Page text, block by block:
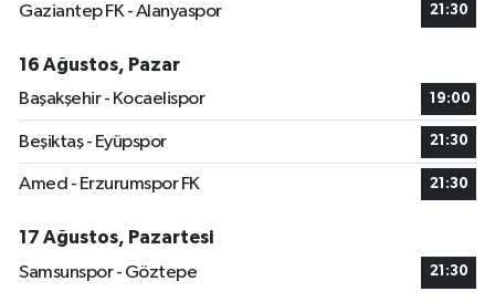
Gaziantep FK - Alanyaspor 21:30
16 Ağustos, Pazar
Başakşehir - Kocaelispor
19:00
Beşiktaş - Eyüpspor 21:30
Amed - Erzurumspor FK 21:30
17 Ağustos, Pazartesi
Samsunspor - Göztepe
21:30